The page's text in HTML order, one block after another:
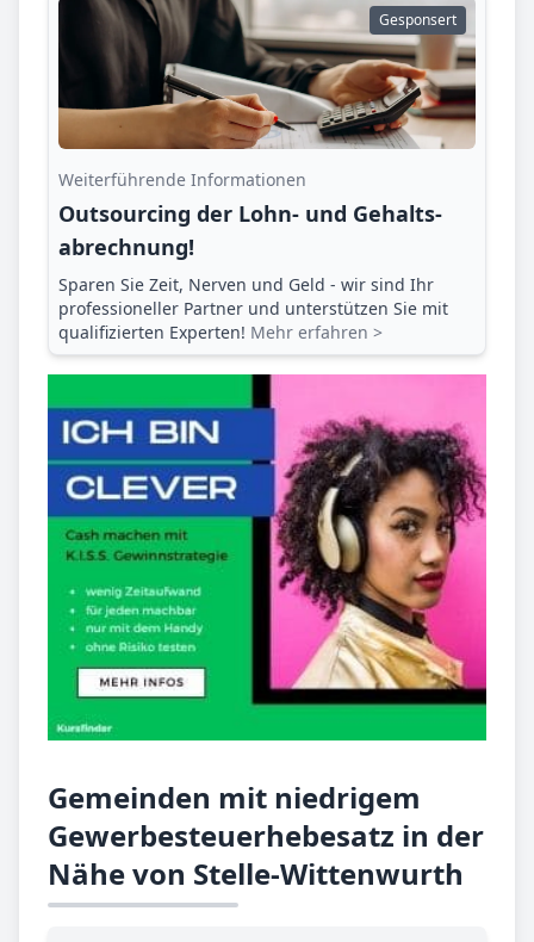
Gesponsert
Weiterführende Informationen
Outsourcing der Lohn- und Gehalts­
abrechnung!
Sparen Sie Zeit, Nerven und Geld - wir sind Ihr
professioneller Partner und unterstützen Sie mit
qualifizierten Experten! Mehr erfahren >
Gemeinden mit niedrigem
Gewerbesteuerhebesatz in der
Nähe von Stelle-Wittenwurth